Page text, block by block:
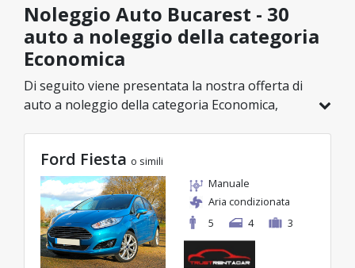
Noleggio Auto Bucarest - 30
auto a noleggio della categoria
Economica
Di seguito viene presentata la nostra offerta di
auto a noleggio della categoria Economica,
nella categoria selezionata, con tariffe
vantaggiose a partire da soli 8€/giorno.
Ford Fiesta o simili
Manuale
Aria condizionata
5
4 3